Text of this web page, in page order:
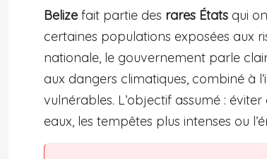
Belize fait partie des rares États qui
certaines populations exposées aux
nationale, le gouvernement parle
aux dangers climatiques, combiné à
vulnérables. L’objectif assumé :
eaux, les tempêtes plus intenses ou